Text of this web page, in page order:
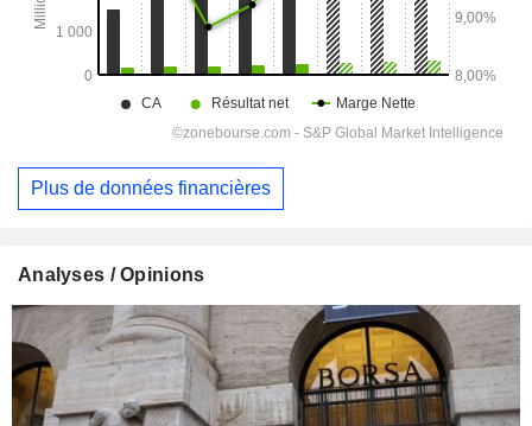
Plus de données financières
Analyses / Opinions